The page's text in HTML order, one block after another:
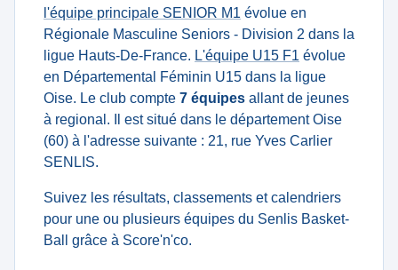
l'équipe principale SENIOR M1 évolue en
Régionale Masculine Seniors - Division 2 dans la
ligue Hauts-De-France. L'équipe U15 F1 évolue
en Départemental Féminin U15 dans la ligue
Oise. Le club compte 7 équipes allant de jeunes
à regional. Il est situé dans le département Oise
(60) à l'adresse suivante : 21, rue Yves Carlier
SENLIS.
Suivez les résultats, classements et calendriers
pour une ou plusieurs équipes du Senlis Basket-
Ball grâce à Score'n'co.